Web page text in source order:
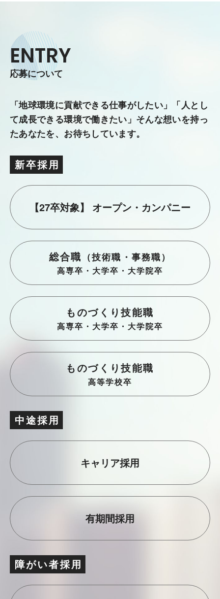
ENTRY
応募について
「地球環境に貢献できる仕事がしたい」「人とし
て成長できる環境で働きたい」 そんな想いを持っ
たあなたを、お待ちしています。
新卒採用
【27卒対象】 オープン・カンパニー
総合職 （技術職・事務職）
高専卒・大学卒・大学院卒
ものづくり技能職
高専卒・大学卒・大学院卒
ものづくり技能職
高等学校卒
中途採用
キャリア採用
有期間採用
障がい者採用